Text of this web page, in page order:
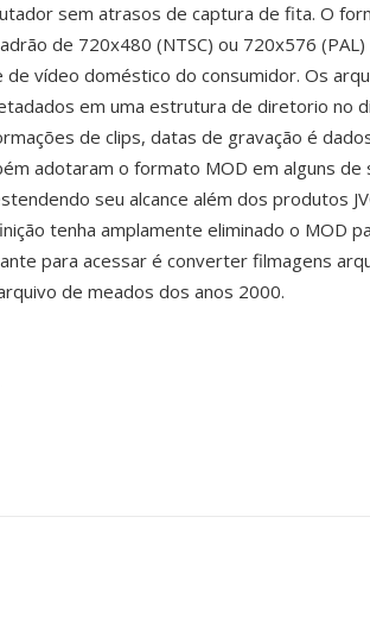
sem atrasos de captura de fita. O
de 720x480 (NTSC) ou 720x576
vídeo doméstico do consumidor. Os
em uma estrutura de diretorio no
de clips, datas de gravação é
adotaram o formato MOD em alguns de
seu alcance além dos produtos
tenha amplamente eliminado o MOD
para acessar é converter filmagens
de meados dos anos 2000.